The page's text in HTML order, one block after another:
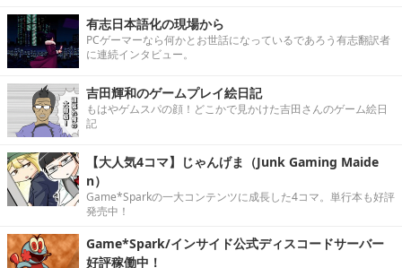
有志日本語化の現場から
PCゲーマーなら何かとお世話になっているであろう有志翻訳者
に連続インタビュー。
吉田輝和のゲームプレイ絵日記
もはやゲムスパの顔！どこかで見かけた吉田さんのゲーム絵日
記
【大人気4コマ】じゃんげま（Junk Gaming Maide
n）
Game*Sparkの一大コンテンツに成長した4コマ。単行本も好評
発売中！
Game*Spark/インサイド公式ディスコードサーバー
好評稼働中！